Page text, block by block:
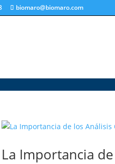
biomaro@biomaro.com
La Importancia